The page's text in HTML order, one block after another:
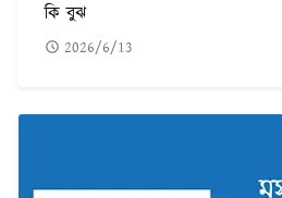
কি বুঝ
2026/6/13